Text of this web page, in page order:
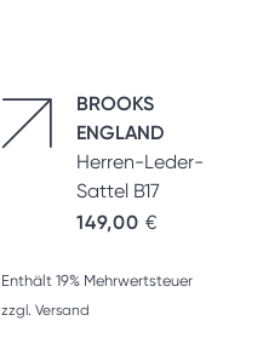
BROOKS
ENGLAND
Herren-Leder-
Sattel B17
149,00 €
Enthält 19% Mehrwertsteuer
zzgl. Versand